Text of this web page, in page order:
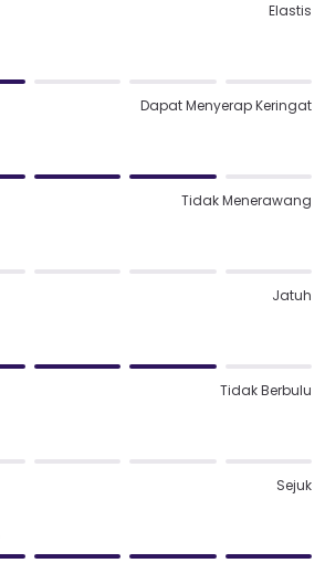
Elastis
Dapat Menyerap Keringat
Tidak Menerawang
Jatuh
Tidak Berbulu
Sejuk